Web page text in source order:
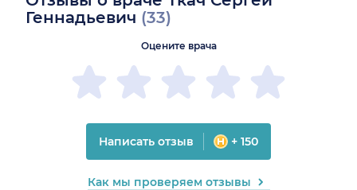
Геннадьевич (33)
Оцените врача
Написать отзыв + 150
Как мы проверяем отзывы